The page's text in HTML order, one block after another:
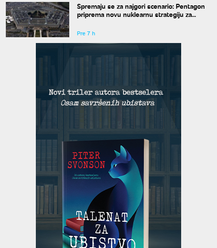
Spremaju se za najgori scenario: Pentagon
priprema novu nuklearnu strategiju za
Pre 7 h